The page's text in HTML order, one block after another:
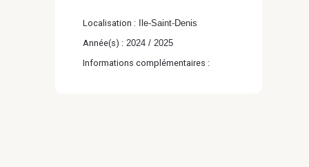
Localisation : Ile-Saint-Denis
Année(s) : 2024 / 2025
Informations complémentaires :